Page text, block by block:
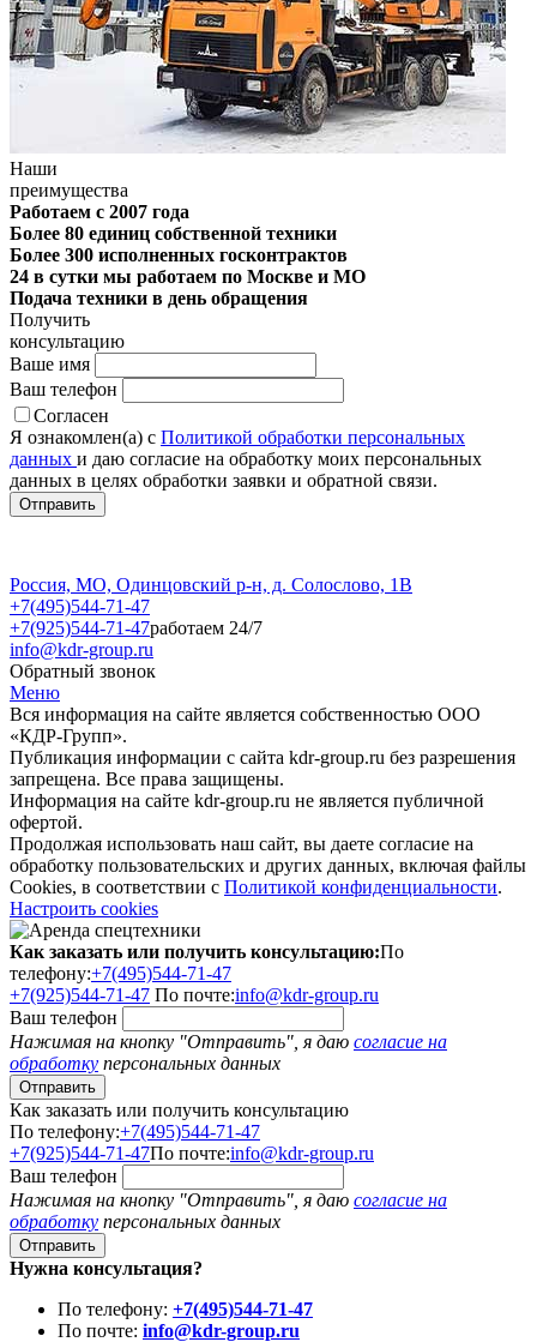
Наши
преимущества
Работаем с 2007 года
Более 80 единиц собственной техники
Более 300 исполненных госконтрактов
24 в сутки мы работаем по Москве и МО
Подача техники в день обращения
Получить
консультацию
Ваше имя
Ваш телефон
Согласен
Я ознакомлен(а) с Политикой обработки персональных
данных и даю согласие на обработку моих персональных
данных в целях обработки заявки и обратной связи.
Россия, МО, Одинцовский р-н, д. Солослово, 1В
+7(495)544-71-47
+7(925)544-71-47работаем 24/7
info@kdr-group.ru
Обратный звонок
Меню
Вся информация на сайте является собственностью ООО
«КДР-Групп».
Публикация информации с сайта kdr-group.ru без разрешения
запрещена. Все права защищены.
Информация на сайте kdr-group.ru не является публичной
офертой.
Продолжая использовать наш сайт, вы даете согласие на
обработку пользовательских и других данных, включая файлы
Cookies, в соответствии с Политикой конфиденциальности.
Настроить cookies
Как заказать или получить консультацию:По
телефону:+7(495)544-71-47
+7(925)544-71-47 По почте:info@kdr-group.ru
Ваш телефон
Нажимая на кнопку "Отправить", я даю согласие на
обработку персональных данных
Как заказать или получить консультацию
По телефону:+7(495)544-71-47
+7(925)544-71-47По почте:info@kdr-group.ru
Ваш телефон
Нажимая на кнопку "Отправить", я даю согласие на
обработку персональных данных
Нужна консультация?
По телефону: +7(495)544-71-47
По почте: info@kdr-group.ru